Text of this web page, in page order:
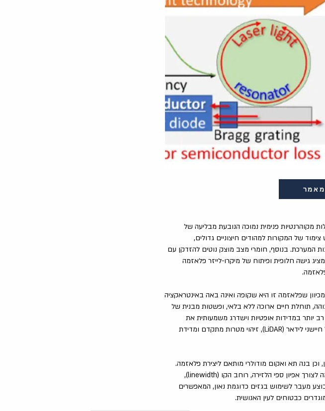
מקוהרנטיות פנימית נמוכה הנובעת מבליעה של
של המקורות למהודים חיצוניים גדולים,
המערכת. בנוסף, חומרי מצב מוצק נוטים להזדקן עם
גישה חלופית ופיתוח של מיקרו-לייזר פלאזמה
שפלאזמה זו היא שקופה ואינה באה באינטראקציה
תוחלת חיים ארוכה ללא בלאי, ופשטות מבנית של
רב יותר במדידות אופטיות וישדרג משמעותית את
הביצועים של מערכות ביטחוניות ואזרחיות, כגון שיפור טווח של חיישני לידאר (LiDAR), זיהוי מטרות מתקדם ומדידת
וכן בנה תא ואקום מודולרי מותאם ליצירת פלאזמה.
בשלביו הבאים של המחקר, המהודים ישולבו לתוך תא הפלאזמה לצורך אפיון ספי הלזירה, רוחב הקו (linewidth),
מעבר לשימוש בגזים כדוגמת נאון, המאפשרים
כבטוחים לעין האנושית.